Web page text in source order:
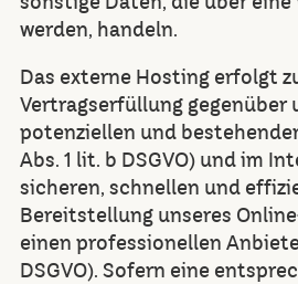
werden, handeln.
Das externe Hosting erfolgt
Vertragserfüllung gegenüber
potenziellen und
Abs. 1 lit. b DSGVO) und im
sicheren, schnellen und
Bereitstellung unseres
einen professionellen
DSGVO). Sofern eine